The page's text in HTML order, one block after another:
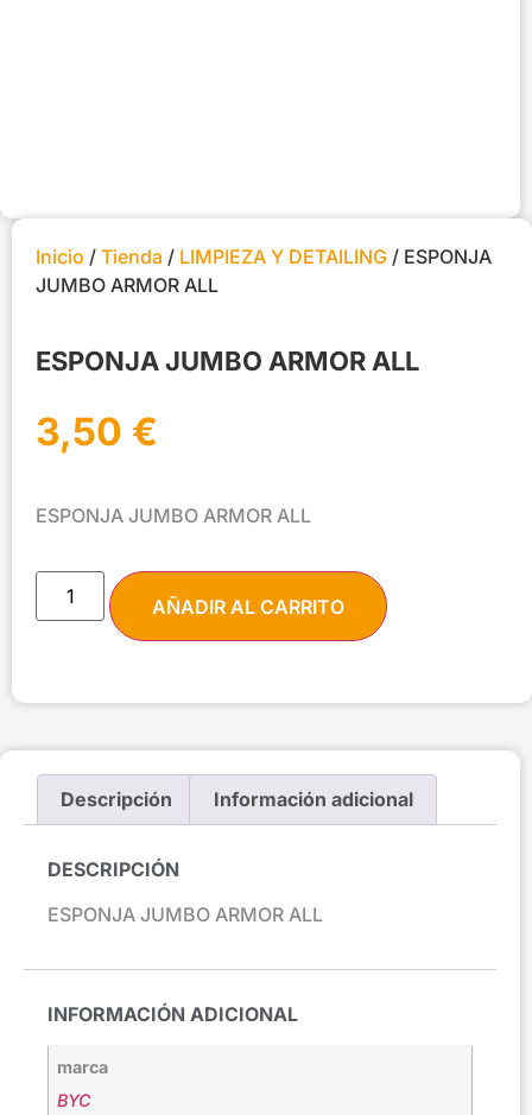
Inicio / Tienda / LIMPIEZA Y DETAILING / ESPONJA
JUMBO ARMOR ALL
ESPONJA JUMBO ARMOR ALL
3,50 €
ESPONJA JUMBO ARMOR ALL
AÑADIR AL CARRITO
Descripción Información adicional
DESCRIPCIÓN
ESPONJA JUMBO ARMOR ALL
INFORMACIÓN ADICIONAL
marca
BYC